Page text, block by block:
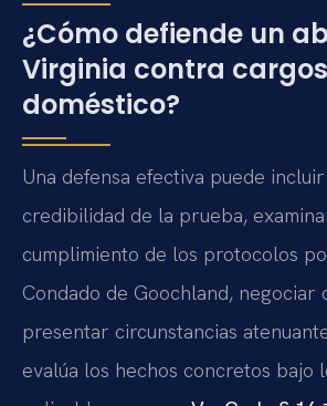
¿Cómo defiende un
Virginia contra
doméstico?
Una defensa efectiva puede
credibilidad de la prueba,
cumplimiento de los protocolos
Condado de Goochland, negociar
presentar circunstancias
evalúa los hechos concretos bajo